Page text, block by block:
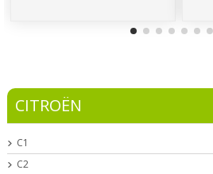
CITROËN
C1
C2